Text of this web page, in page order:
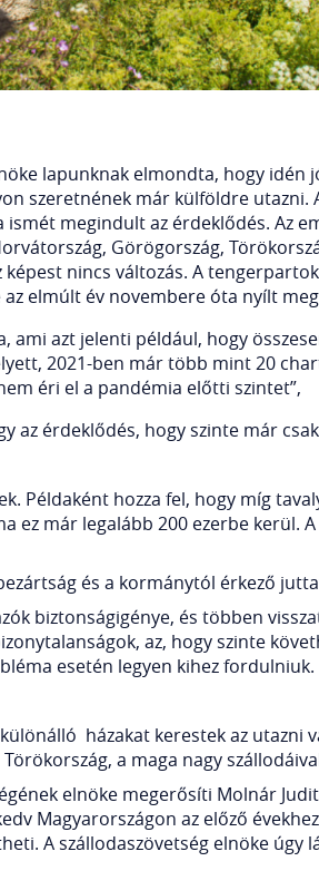
lapunknak elmondta, hogy
szeretnének már külföldre
megindult az érdeklődés. Az
Görögország,
nincs változás. A
elmúlt év novembere óta nyílt
ami azt jelenti például, hogy
2021-ben már több mint 20
éri el a pandémia előtti szintet”,
az érdeklődés, hogy szinte már
Példaként hozza fel, hogy míg
már legalább 200 ezerbe kerül.
és a kormánytól érkező
biztonságigénye, és többen
az, hogy szinte
esetén legyen kihez fordulniuk.
házakat kerestek az utazni
a maga nagy
elnöke megerősíti Molnár
Magyarországon az előző
A szállodaszövetség elnöke úgy